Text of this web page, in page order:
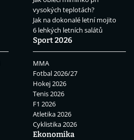
vysokých teplotách?
Jak na dokonalé letní mojito
6 lehkých letních salátů
Sport 2026
MMA
Fotbal 2026/27
Hokej 2026
Tenis 2026
F1 2026
Atletika 2026
Cyklistika 2026
Ekonomika